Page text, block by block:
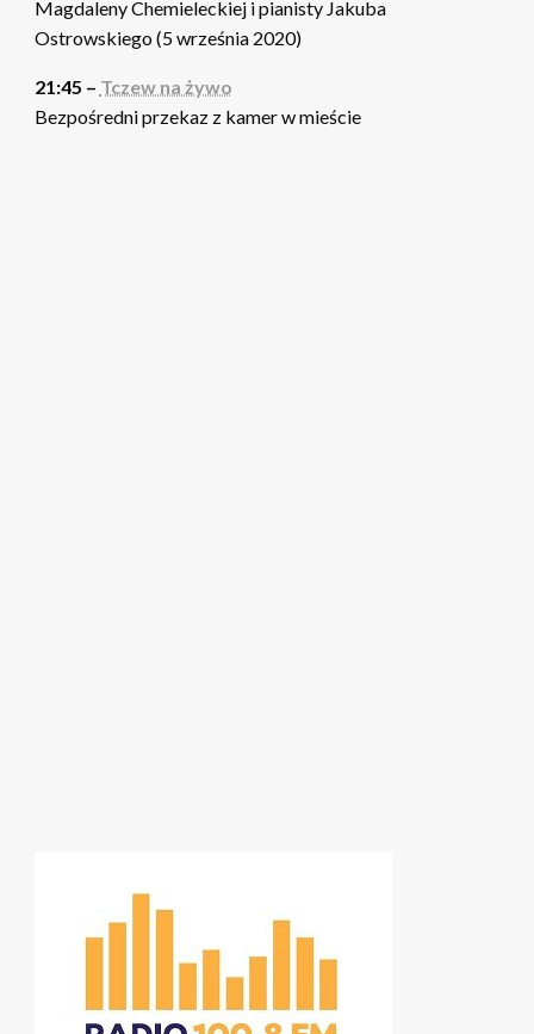
Magdaleny Chemieleckiej i pianisty Jakuba
Ostrowskiego (5 września 2020)
21:45 – Tczew na żywo
Bezpośredni przekaz z kamer w mieście